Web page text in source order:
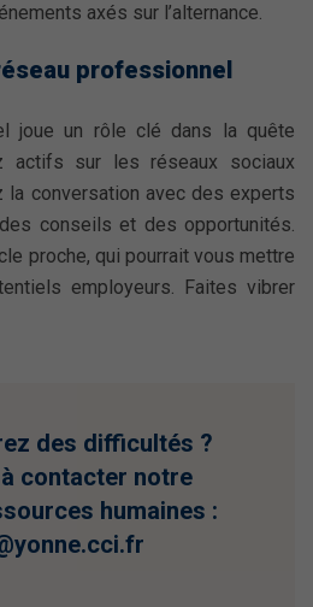
axés sur l’alternance.
professionnel
joue un rôle clé dans la quête
actifs sur les réseaux sociaux
la conversation avec des experts
conseils et des opportunités.
proche, qui pourrait vous mettre
employeurs. Faites vibrer
des difficultés ?
à contacter notre
humaines :